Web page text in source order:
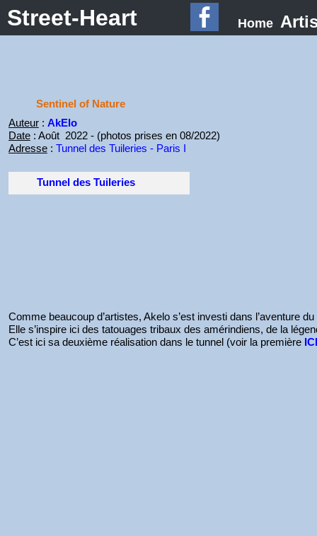
Street-Heart Home
Sentinel of Nature
Auteur: AkElo
Date: Août 2022 - (photos prises en 08/2022)
Adresse: Tunnel des Tuileries - Paris I
Tunnel des Tuileries
Comme beaucoup d’artistes, Akelo s’est investi dans l’aventure
Elle s’inspire ici des tatouages tribaux des amérindiens, de la
C’est ici sa deuxième réalisation dans le tunnel (voir la première ICI